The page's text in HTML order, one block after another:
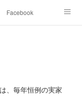
Facebook
、毎年恒例の実家